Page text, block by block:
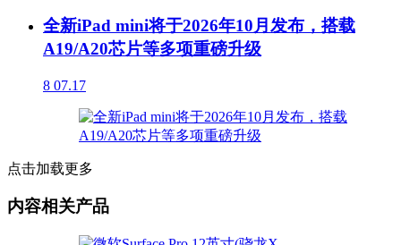
全新iPad mini将于2026年10月发布，搭载
A19/A20芯片等多项重磅升级
8 07.17
点击加载更多
内容相关产品